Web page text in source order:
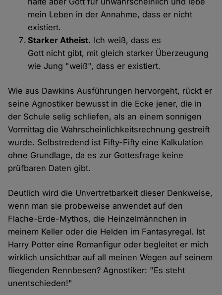
mein Leben in der Annahme, dass er nicht
existiert.
Starker Atheist. Ich weiß, dass es
Gott nicht gibt, mit gleich starker Überzeugung
wie Jung "weiß", dass er existiert.
Wie aus Dawkins Ausführungen hervorgeht, rückt er
seine Agnostiker bewusst in die Ecke jener, die in
der Schule selig schliefen, als an einem sonnigen
Vormittag die Wahrscheinlichkeitsrechnung gestreift
wurde. Selbstredend ist Fifty-Fifty eine Kalkulation
ohne Grundlage, da es zur Gottesfrage keine
prüfbaren Daten gibt.
Deutlich wird die Unvertretbarkeit dieser Denkweise,
wenn man sie probeweise anwendet auf den
Flache-Erde-Mythos, die Heinzelmännchen in
meinem Keller oder die Helden im Fantasyregal. Ist
Harry Potter eine Romanfigur oder begleitet er mich
wirklich unsichtbar auf all meinen Wegen auf seinem
fliegenden Rennbesen? Agnostiker: "Es steht
unentschieden!"